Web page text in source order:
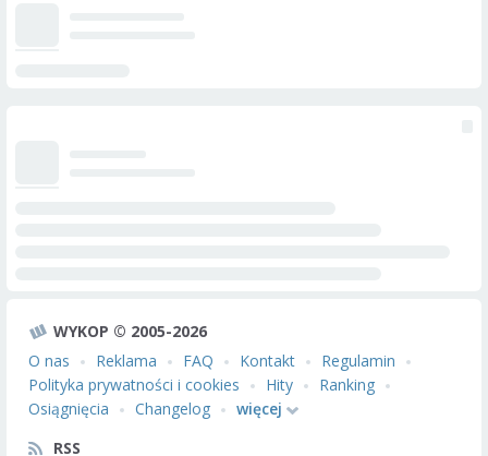
WYKOP © 2005-2026
O nas
Reklama FAQ Kontakt
Regulamin
Polityka prywatności i cookies
Hity
Ranking
Osiągnięcia
Changelog
więcej
RSS